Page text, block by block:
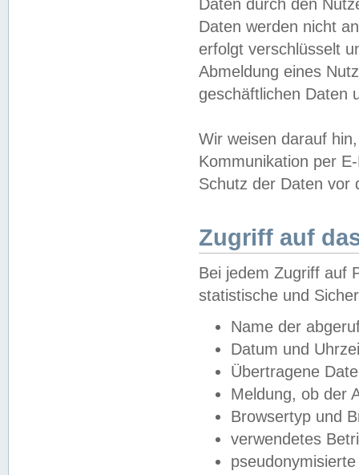
Daten durch den
Daten werden nicht
erfolgt verschlüsselt
Abmeldung eines
geschäftlichen Daten
Wir weisen darauf
Kommunikation per
Schutz der Daten vor
Zugriff auf
Bei jedem Zugriff auf
statistische und
Name der
Datum und
Übertragene
Meldung, ob der
Browsertyp und
verwendetes